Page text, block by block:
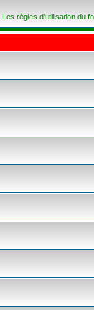
Les règles d'utilisation du